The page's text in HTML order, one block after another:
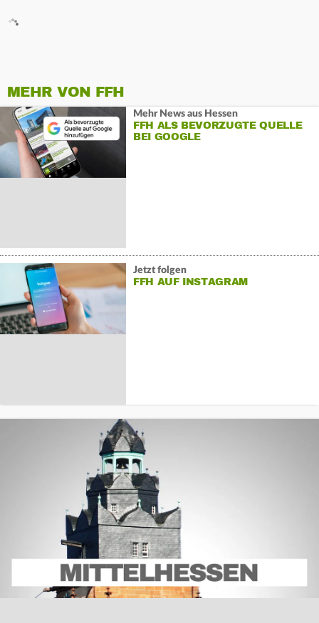
MEHR VON FFH
Mehr News aus Hessen
FFH ALS BEVORZUGTE QUELLE
BEI GOOGLE
Jetzt folgen
FFH AUF INSTAGRAM